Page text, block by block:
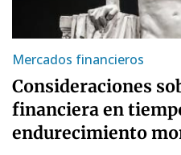
Mercados financieros
Consideraciones
financiera en
endurecimiento